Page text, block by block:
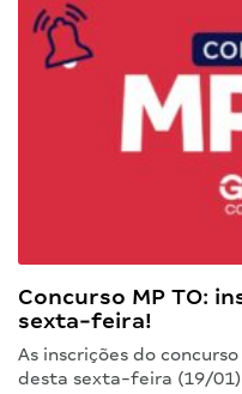
Concurso MP TO:
sexta-feira!
As inscrições do
desta sexta-feira (19/